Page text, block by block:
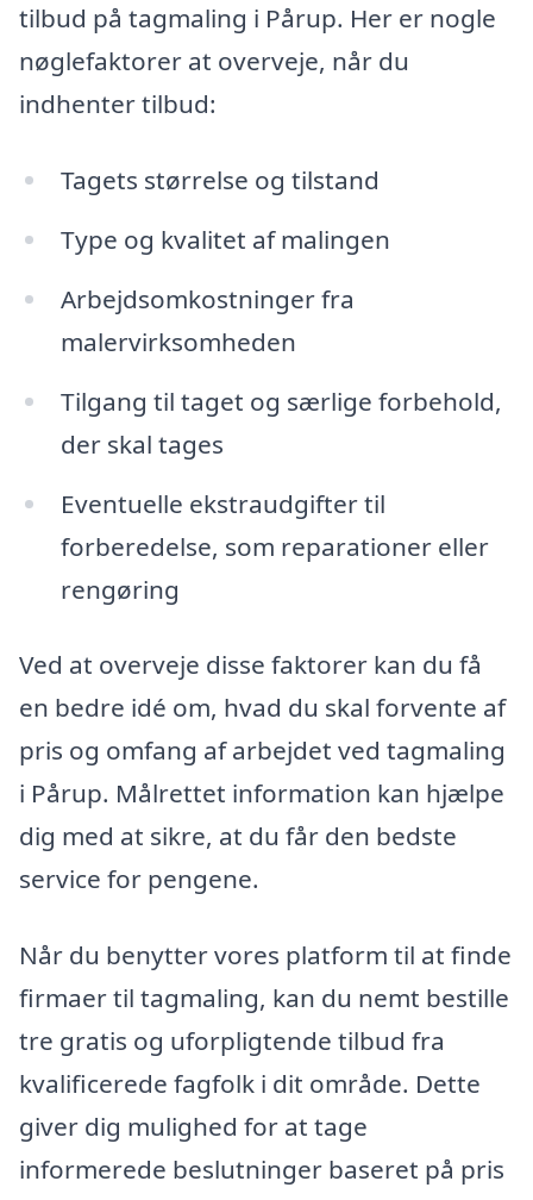
tilbud på tagmaling i Pårup. Her er nogle
nøglefaktorer at overveje, når du
indhenter tilbud:
Tagets størrelse og tilstand
Type og kvalitet af malingen
Arbejdsomkostninger fra
malervirksomheden
Tilgang til taget og særlige forbehold,
der skal tages
Eventuelle ekstraudgifter til
forberedelse, som reparationer eller
rengøring
Ved at overveje disse faktorer kan du få
en bedre idé om, hvad du skal forvente af
pris og omfang af arbejdet ved tagmaling
i Pårup. Målrettet information kan hjælpe
dig med at sikre, at du får den bedste
service for pengene.
Når du benytter vores platform til at finde
firmaer til tagmaling, kan du nemt bestille
tre gratis og uforpligtende tilbud fra
kvalificerede fagfolk i dit område. Dette
giver dig mulighed for at tage
informerede beslutninger baseret på pris